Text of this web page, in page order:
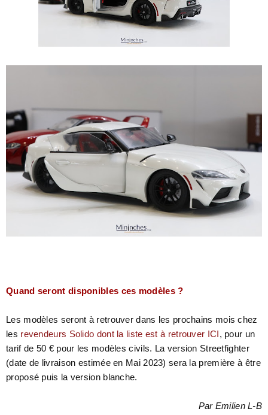
Quand seront disponibles ces modèles ?
Les modèles seront à retrouver dans les prochains mois chez
les revendeurs Solido dont la liste est à retrouver ICI, pour un
tarif de 50 € pour les modèles civils. La version Streetfighter
(date de livraison estimée en Mai 2023) sera la première à être
proposé puis la version blanche.
Par Emilien L-B